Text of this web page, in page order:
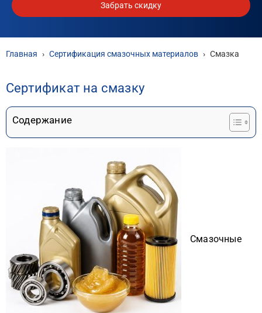
Забрать скидку
Главная › Сертификация смазочных материалов › Смазка
Сертификат на смазку
Содержание
Смазочные